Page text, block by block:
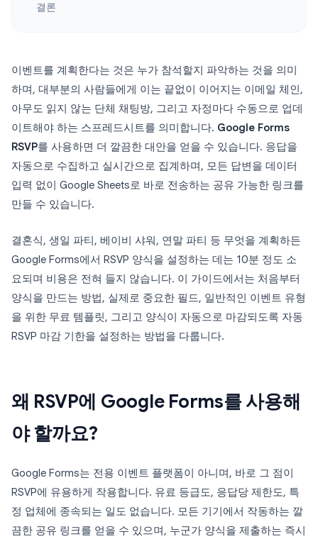
결론
이벤트를 계획한다는 것은 누가 참석할지 파악하는 것을 의미
하며, 대부분의 사람들에게 이는 끝없이 이어지는 이메일 체인,
아무도 읽지 않는 단체 채팅방, 그리고 자정마다 수동으로 업데
이트해야 하는 스프레드시트를 의미합니다. Google Forms
RSVP를 사용하면 더 깔끔한 대안을 얻을 수 있습니다. 응답을
자동으로 수집하고 실시간으로 집계하며, 모든 답변을 데이터
입력 없이 Google Sheets로 바로 전송하는 공유 가능한 링크를
만들 수 있습니다.
결혼식, 생일 파티, 베이비 샤워, 연말 파티 등 무엇을 계획하든
Google Forms에서 RSVP 양식을 설정하는 데는 10분 정도 소
요되며 비용은 전혀 들지 않습니다. 이 가이드에서는 처음부터
양식을 만드는 방법, 실제로 중요한 필드, 일반적인 이벤트 유형
을 위한 무료 템플릿, 그리고 양식이 자동으로 마감되도록 자동
RSVP 마감 기한을 설정하는 방법을 다룹니다.
왜 RSVP에 Google Forms를 사용해
야 할까요?
Google Forms는 전용 이벤트 플랫폼이 아니며, 바로 그 점이
RSVP에 유용하게 작용합니다. 유료 등급도, 응답당 제한도, 특
정 업체에 종속되는 일도 없습니다. 모든 기기에서 작동하는 깔
끔한 공유 링크를 얻을 수 있으며, 누군가 양식을 제출하는 즉시